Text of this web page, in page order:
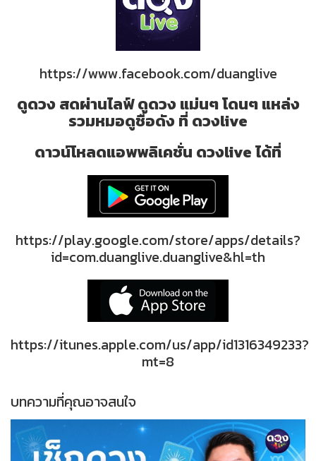
https://www.facebook.com/duanglive
ดูดวง สดผ่านไลฟ์ ดูดวง แม่นๆ โดนๆ แหล่ง
รวมหมอดูชื่อดัง ที่ ดวงlive
ดาวน์โหลดแอพพลิเคชั่น ดวงlive ได้ที่
https://play.google.com/store/apps/details?
id=com.duanglive.duanglive&hl=th
https://itunes.apple.com/us/app/id1316349233?
mt=8
บทความที่คุณอาจสนใจ